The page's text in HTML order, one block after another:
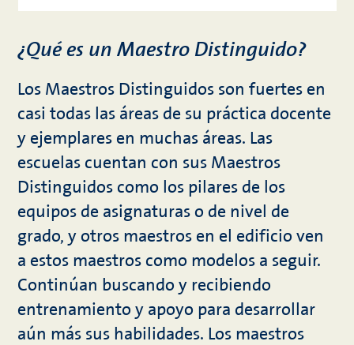
¿Qué es un Maestro Distinguido?
Los Maestros Distinguidos son fuertes en
casi todas las áreas de su práctica docente
y ejemplares en muchas áreas. Las
escuelas cuentan con sus Maestros
Distinguidos como los pilares de los
equipos de asignaturas o de nivel de
grado, y otros maestros en el edificio ven
a estos maestros como modelos a seguir.
Continúan buscando y recibiendo
entrenamiento y apoyo para desarrollar
aún más sus habilidades. Los maestros